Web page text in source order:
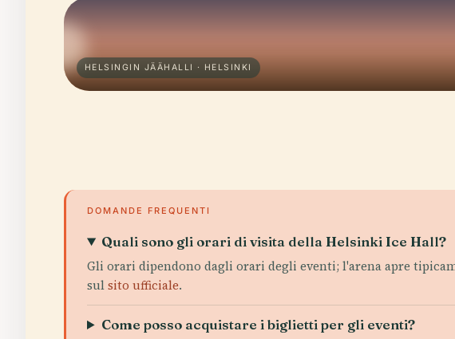
HELSINGIN JÄÄHALLI · HELSINKI
DOMANDE FREQUENTI
Quali sono gli orari di visita della Helsinki Ice Hall?
Gli orari dipendono dagli orari degli eventi; l'arena apre
sulsito ufficiale.
Come posso acquistare i biglietti per gli eventi?